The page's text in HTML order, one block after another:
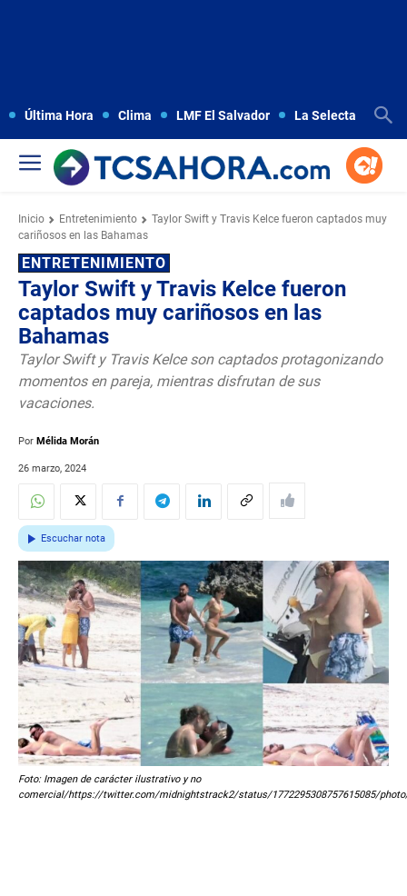
Última Hora Clima LMF El Salvador La Selecta
Inicio Entretenimiento
Taylor Swift y Travis Kelce fueron captados muy
cariñosos en las Bahamas
ENTRETENIMIENTO
Taylor Swift y Travis Kelce fueron
captados muy cariñosos en las
Bahamas
Taylor Swift y Travis Kelce son captados protagonizando
momentos en pareja, mientras disfrutan de sus
vacaciones.
Por Mélida Morán
26 marzo, 2024
Escuchar nota
Foto: Imagen de carácter ilustrativo y no
comercial/https://twitter.com/midnightstrack2/status/1772295308757615085/